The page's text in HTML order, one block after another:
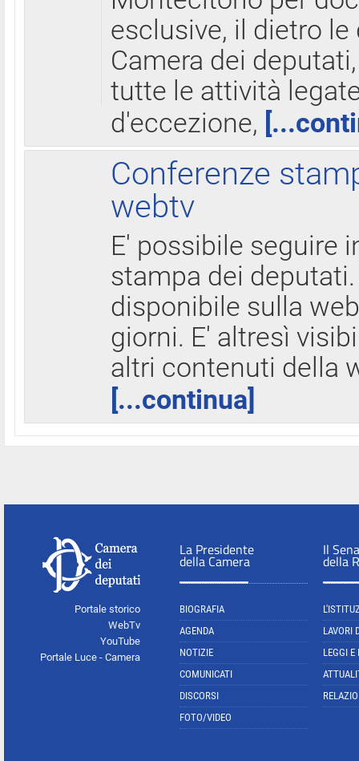
esclusive, il dietro
Camera dei
tutte le attività
d'eccezione,
Conferenze
webtv
E' possibile seguire
stampa dei
disponibile sulla
giorni. E' altresì
altri contenuti della
[...continua]
Portale storico
WebTv
YouTube
Portale Luce - Camera
La Presidente
della Camera
BIOGRAFIA
AGENDA
NOTIZIE
COMUNICATI
DISCORSI
FOTO/VIDEO
Il
della
LAVORI
LEGGI E